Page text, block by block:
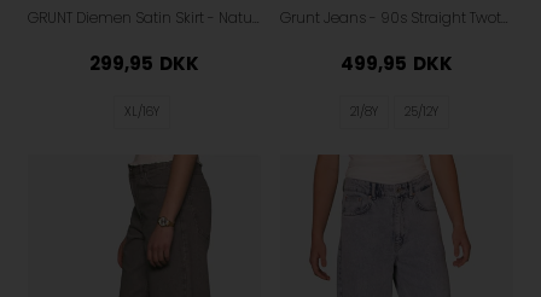
GRUNT Diemen Satin Skirt - Nature
299,95 DKK
XL/16Y
Grunt Jeans - 90s Straight Twotone - Black
499,95 DKK
21/8Y 25/12Y